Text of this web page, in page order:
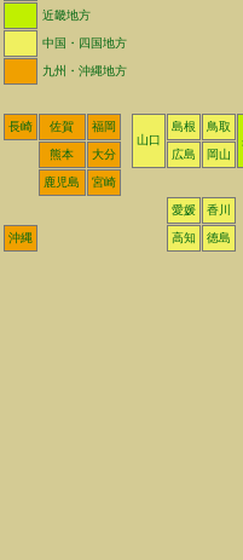
近畿地方
中国・四国地方
九州・沖縄地方
長崎 佐賀
福岡
山口
島根
鳥取
熊本
大分 広島 岡山
鹿児島 宮崎
愛媛 香川
沖縄 高知 徳島